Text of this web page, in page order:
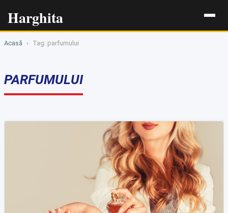
Harghita
Acasă › Tag: parfumului
PARFUMULUI